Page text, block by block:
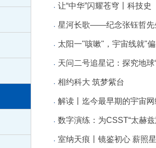
让“中华”闪耀苍穹丨科技史
星河长歌——纪念张钰哲先
太阳一"咳嗽"，宇宙线就"
天问二号追星记：探究地球
相约科大 筑梦紫台
解读丨迄今最早期的宇宙网
数字演练：为CSST“太赫
室纳天痕丨镜鉴初心 薪照